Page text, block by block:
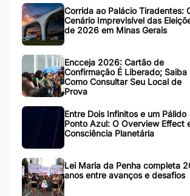
Corrida ao Palácio Tiradentes:
Cenário Imprevisível das
de 2026 em Minas Gerais
Encceja 2026: Cartão de
Confirmação É Liberado; Saiba
Como Consultar Seu Local de
Prova
Entre Dois Infinitos e um Pálido
Ponto Azul: O Overview Effect
Consciência Planetária
Lei Maria da Penha completa
anos entre avanços e desafios